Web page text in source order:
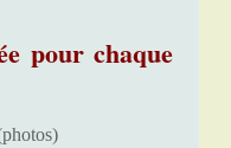
pour chaque